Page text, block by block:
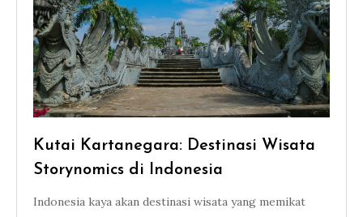
Kutai Kartanegara: Destinasi Wisata
Storynomics di Indonesia
Indonesia kaya akan destinasi wisata yang memikat